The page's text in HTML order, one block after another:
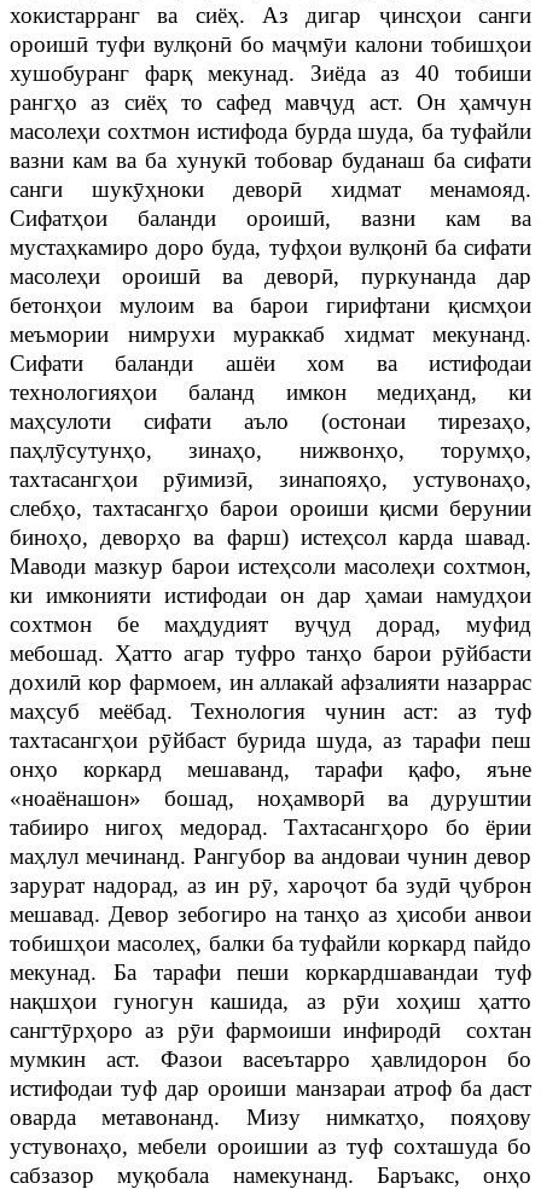
хокистарранг ва сиёҳ. Аз дигар ҷинсҳои санги
ороишӣ туфи вулқонӣ бо маҷмӯи калони тобишҳои
хушобуранг фарқ мекунад. Зиёда аз 40 тобиши
рангҳо аз сиёҳ то сафед мавҷуд аст. Он ҳамчун
масолеҳи сохтмон истифода бурда шуда, ба туфайли
вазни кам ва ба хунукӣ тобовар буданаш ба сифати
санги шукӯҳноки деворӣ хидмат менамояд.
Сифатҳои баланди ороишӣ, вазни кам ва
мустаҳкамиро доро буда, туфҳои вулқонӣ ба сифати
масолеҳи ороишӣ ва деворӣ, пуркунанда дар
бетонҳои мулоим ва барои гирифтани қисмҳои
меъмории нимрухи мураккаб хидмат мекунанд.
Сифати баланди ашёи хом ва истифодаи
технологияҳои баланд имкон медиҳанд, ки
маҳсулоти сифати аъло (остонаи тирезаҳо,
паҳлӯсутунҳо, зинаҳо, нижвонҳо, торумҳо,
тахтасангҳои рӯимизӣ, зинапояҳо, устувонаҳо,
слебҳо, тахтасангҳо барои ороиши қисми берунии
биноҳо, деворҳо ва фарш) истеҳсол карда шавад.
Маводи мазкур барои истеҳсоли масолеҳи сохтмон,
ки имконияти истифодаи он дар ҳамаи намудҳои
сохтмон бе маҳдудият вуҷуд дорад, муфид
мебошад. Ҳатто агар туфро танҳо барои рӯйбасти
дохилӣ кор фармоем, ин аллакай афзалияти назаррас
маҳсуб меёбад. Технология чунин аст: аз туф
тахтасангҳои рӯйбаст бурида шуда, аз тарафи пеш
онҳо коркард мешаванд, тарафи қафо, яъне
«ноаёнашон» бошад, ноҳамворӣ ва дуруштии
табииро нигоҳ медорад. Тахтасангҳоро бо ёрии
маҳлул мечинанд. Рангубор ва андоваи чунин девор
зарурат надорад, аз ин рӯ, хароҷот ба зудӣ ҷуброн
мешавад. Девор зебогиро на танҳо аз ҳисоби анвои
тобишҳои масолеҳ, балки ба туфайли коркард пайдо
мекунад. Ба тарафи пеши коркардшавандаи туф
нақшҳои гуногун кашида, аз рӯи хоҳиш ҳатто
сангтӯрҳоро аз рӯи фармоиши инфиродӣ сохтан
мумкин аст. Фазои васеътарро ҳавлидорон бо
истифодаи туф дар ороиши манзараи атроф ба даст
оварда метавонанд. Мизу нимкатҳо, пояҳову
устувонаҳо, мебели ороишии аз туф сохташуда бо
сабзазор муқобала намекунанд. Баръакс, онҳо